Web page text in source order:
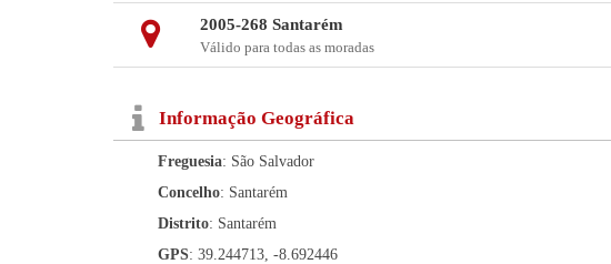
2005-268 Santarém
Válido para todas as moradas
Informação Geográfica
Freguesia: São Salvador
Concelho: Santarém
Distrito: Santarém
GPS: 39.244713, -8.692446